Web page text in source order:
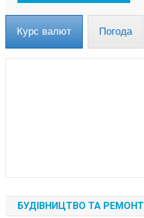
Курс валют Погода
БУДІВНИЦТВО ТА РЕМОНТ